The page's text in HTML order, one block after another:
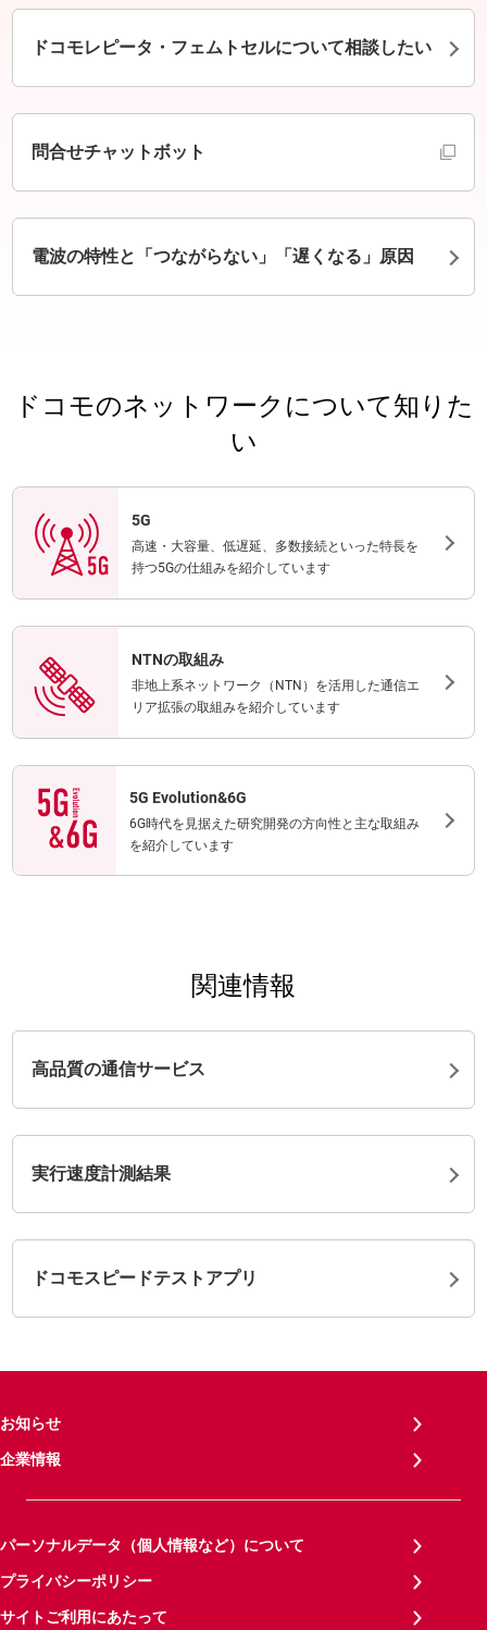
ドコモレピータ・フェムトセルについて相談したい
問合せチャットボット
電波の特性と「つながらない」「遅くなる」原因
ドコモのネットワークについて知りた
い
5G
高速・大容量、低遅延、多数接続といった特長を
持つ5Gの仕組みを紹介しています
NTNの取組み
非地上系ネットワーク（NTN）を活用した通信エ
リア拡張の取組みを紹介しています
5G Evolution&6G
6G時代を見据えた研究開発の方向性と主な取組み
を紹介しています
関連情報
高品質の通信サービス
実行速度計測結果
ドコモスピードテストアプリ
お知らせ
企業情報
パーソナルデータ（個人情報など）について
プライバシーポリシー
サイトご利用にあたって